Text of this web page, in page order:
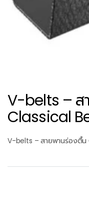
V-belts – ส
Classical
V-belts – สายพานร่องตื้น